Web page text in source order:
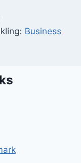
Business